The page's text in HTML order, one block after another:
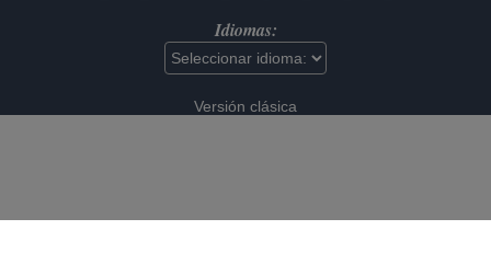
Idiomas:
Versión clásica